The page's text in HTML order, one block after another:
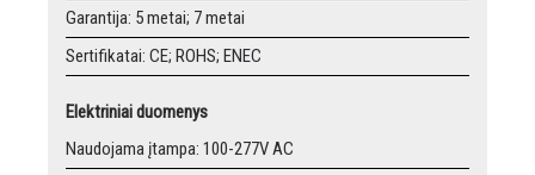
Garantija: 5 metai; 7 metai
Sertifikatai: CE; ROHS; ENEC
Elektriniai duomenys
Naudojama įtampa: 100-277V AC